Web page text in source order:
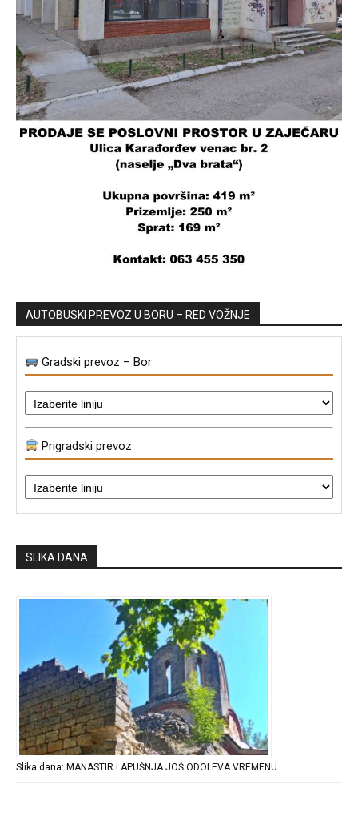
AUTOBUSKI PREVOZ U BORU – RED VOŽNJE
Gradski prevoz – Bor
Prigradski prevoz
SLIKA DANA
Slika dana: MANASTIR LAPUŠNJA JOŠ ODOLEVA VREMENU